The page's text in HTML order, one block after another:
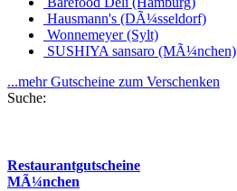
Hausmann's (DÃ¼sseldorf)
Wonnemeyer (Sylt)
SUSHIYA sansaro (MÃ¼nchen)
...mehr Gutscheine zum Verschenken
Suche:
Restaurantgutscheine
MÃ¼nchen